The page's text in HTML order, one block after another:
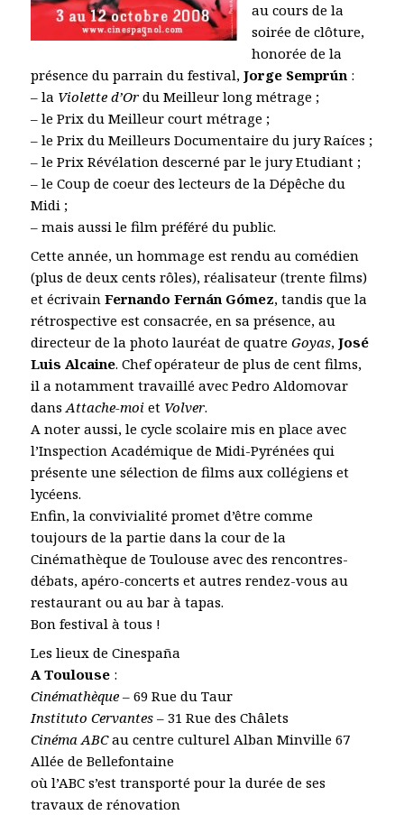
au cours de la
soirée de clôture,
honorée de la
présence du parrain du festival,Jorge Semprún :
– la Violette d’Or du Meilleur long métrage ;
– le Prix du Meilleur court métrage ;
– le Prix du Meilleurs Documentaire du jury Raíces ;
– le Prix Révélation descerné par le jury Etudiant ;
– le Coup de coeur des lecteurs de la Dépêche du
Midi ;
– mais aussi le film préféré du public.
Cette année, un hommage est rendu au comédien
(plus de deux cents rôles), réalisateur (trente films)
et écrivainFernando Fernán Gómez, tandis que la
rétrospective est consacrée, en sa présence, au
directeur de la photo lauréat de quatreGoyas,José
Luis Alcaine. Chef opérateur de plus de cent films,
il a notamment travaillé avec Pedro Aldomovar
dansAttache-moi et Volver.
A noter aussi, le cycle scolaire mis en place avec
l’Inspection Académique de Midi-Pyrénées qui
présente une sélection de films aux collégiens et
lycéens.
Enfin, la convivialité promet d’être comme
toujours de la partie dans la cour de la
Cinémathèque de Toulouse avec des rencontres-
débats, apéro-concerts et autres rendez-vous au
restaurant ou au bar à tapas.
Bon festival à tous !
Les lieux de Cinespaña
A Toulouse :
Cinémathèque – 69 Rue du Taur
Instituto Cervantes – 31 Rue des Châlets
Cinéma ABCau centre culturel Alban Minville 67
Allée de Bellefontaine
où l’ABC s’est transporté pour la durée de ses
travaux de rénovation